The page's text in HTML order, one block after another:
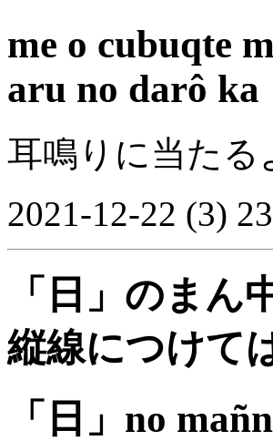
me o cubuqte
aru no darô ka
耳鳴りに当たる
2021-12-22 (3)
「日」のま
縦線につけて
「日」no